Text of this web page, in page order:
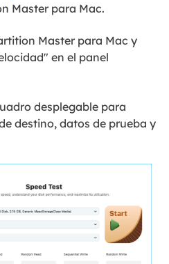
Master para Mac.
Master para Mac y
en el panel
desplegable para
destino, datos de prueba y